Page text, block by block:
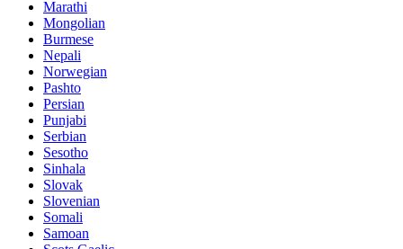
Marathi
Mongolian
Burmese
Nepali
Norwegian
Pashto
Persian
Punjabi
Serbian
Sesotho
Sinhala
Slovak
Slovenian
Somali
Samoan